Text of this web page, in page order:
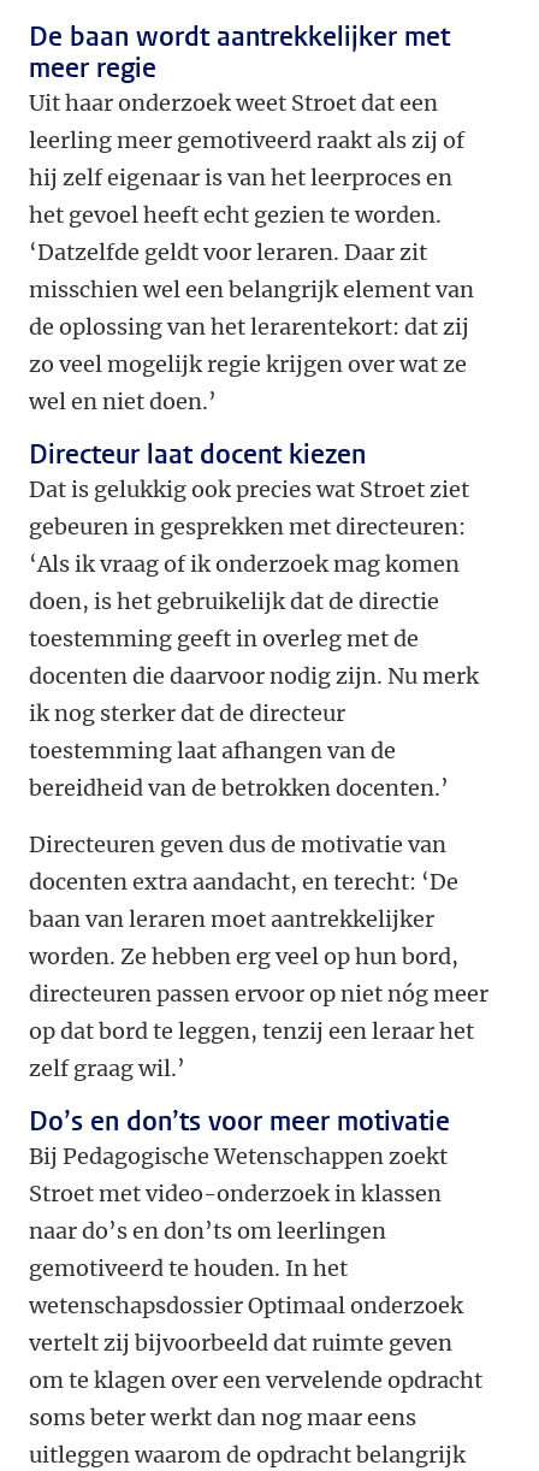
De baan wordt aantrekkelijker met
meer regie
Uit haar onderzoek weet Stroet dat een
leerling meer gemotiveerd raakt als zij of
hij zelf eigenaar is van het leerproces en
het gevoel heeft echt gezien te worden.
‘Datzelfde geldt voor leraren. Daar zit
misschien wel een belangrijk element van
de oplossing van het lerarentekort: dat zij
zo veel mogelijk regie krijgen over wat ze
wel en niet doen.’
Directeur laat docent kiezen
Dat is gelukkig ook precies wat Stroet ziet
gebeuren in gesprekken met directeuren:
‘Als ik vraag of ik onderzoek mag komen
doen, is het gebruikelijk dat de directie
toestemming geeft in overleg met de
docenten die daarvoor nodig zijn. Nu merk
ik nog sterker dat de directeur
toestemming laat afhangen van de
bereidheid van de betrokken docenten.’
Directeuren geven dus de motivatie van
docenten extra aandacht, en terecht: ‘De
baan van leraren moet aantrekkelijker
worden. Ze hebben erg veel op hun bord,
directeuren passen ervoor op niet nóg meer
op dat bord te leggen, tenzij een leraar het
zelf graag wil.’
Do’s en don’ts voor meer motivatie
Bij Pedagogische Wetenschappen zoekt
Stroet met video-onderzoek in klassen
naar do’s en don’ts om leerlingen
gemotiveerd te houden. In het
wetenschapsdossier Optimaal onderzoek
vertelt zij bijvoorbeeld dat ruimte geven
om te klagen over een vervelende opdracht
soms beter werkt dan nog maar eens
uitleggen waarom de opdracht belangrijk